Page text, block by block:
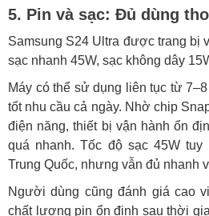
5. Pin và sạc: Đủ dùng
Samsung S24 Ultra được trang bị
sạc nhanh 45W, sạc không dây
Máy có thể sử dụng liên tục từ
tốt nhu cầu cả ngày. Nhờ chip
điện năng, thiết bị vận hành ổn
quá nhanh. Tốc độ sạc 45W tuy
Trung Quốc, nhưng vẫn đủ nhanh
Người dùng cũng đánh giá cao
chất lượng pin ổn định sau thời